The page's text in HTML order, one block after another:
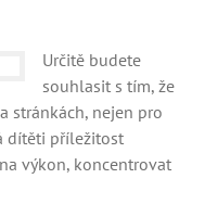
Určitě budete
souhlasit s tím, že
stránkách, nejen pro
dítěti příležitost
výkon, koncentrovat